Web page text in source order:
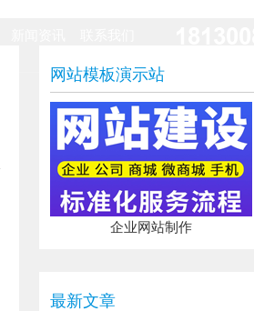
网站模板演示站
企业网站制作
最新文章